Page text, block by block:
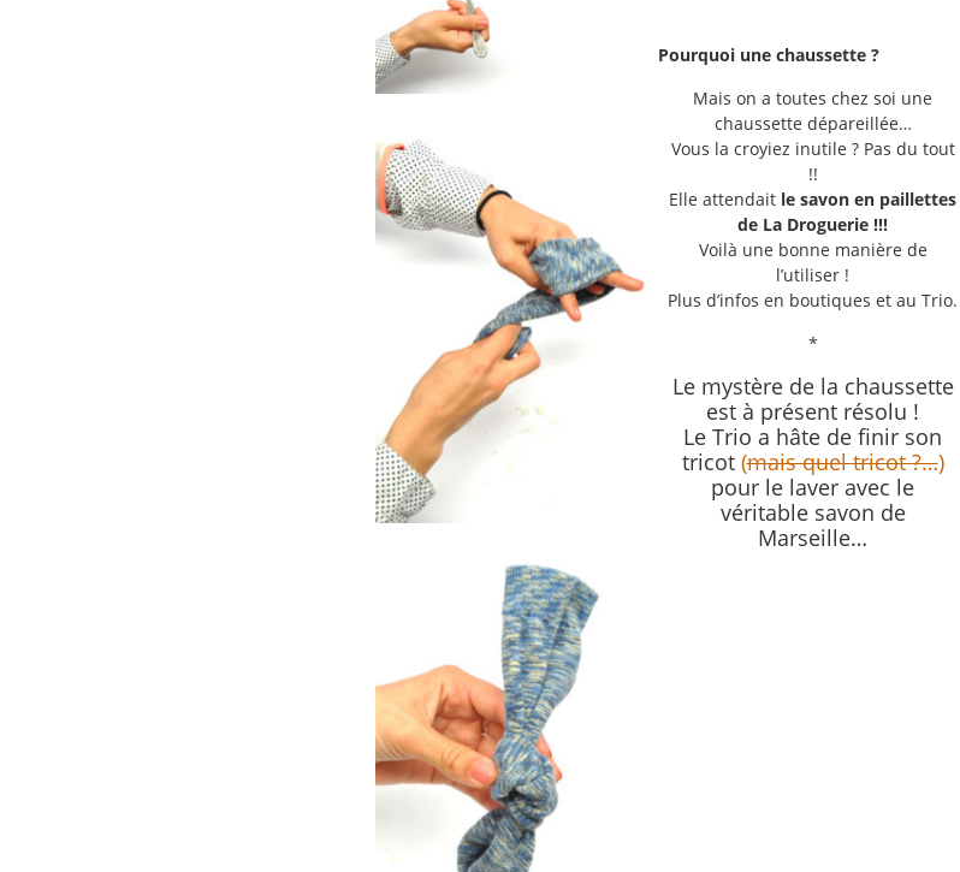
Pourquoi une chaussette ?
Mais on a toutes chez soi une
chaussette dépareillée…
Vous la croyiez inutile ? Pas du tout
!!
Elle attendait le savon en paillettes
de La Droguerie !!!
Voilà une bonne manière de
l’utiliser !
Plus d’infos en boutiques et au Trio.
*
Le mystère de la chaussette
est à présent résolu !
Le Trio a hâte de finir son
tricot(mais quel tricot ?…)
pour le laver avec le
véritable savon de
Marseille…